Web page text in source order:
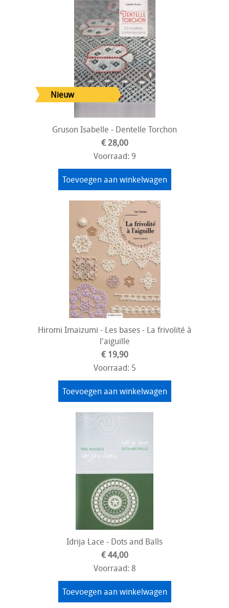
Gruson Isabelle - Dentelle Torchon
€ 28,00
Voorraad: 9
Toevoegen aan winkelwagen
Hiromi Imaizumi - Les bases - La frivolité à
l'aiguille
€ 19,90
Voorraad: 5
Toevoegen aan winkelwagen
Idrija Lace - Dots and Balls
€ 44,00
Voorraad: 8
Toevoegen aan winkelwagen